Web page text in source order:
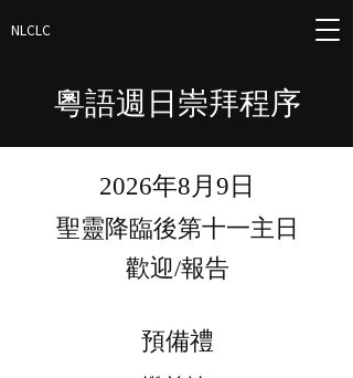
NLCLC
粵語週日崇拜程序
2026年8月9日
聖靈降臨後第十一主日
歡迎/報告
預備禮